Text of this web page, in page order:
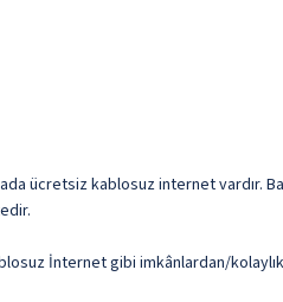
ücretsiz kablosuz internet vardır.
İnternet gibi imkânlardan/